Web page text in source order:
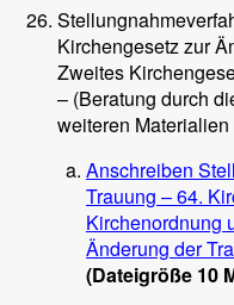
Kirchengesetz zur
Zweites
– (Beratung durch
weiteren
Anschreiben
Trauung – 64.
Kirchenordnung
Änderung der
(Dateigröße 10